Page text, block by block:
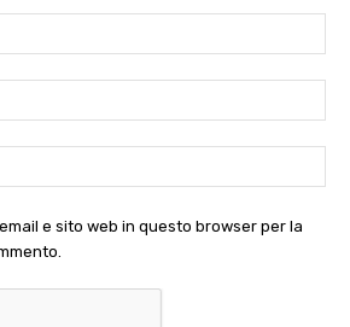
e sito web in questo browser per la